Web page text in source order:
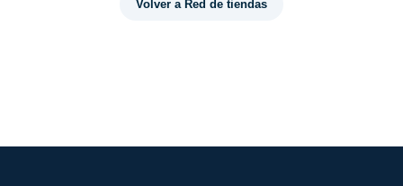
Volver a Red de tiendas